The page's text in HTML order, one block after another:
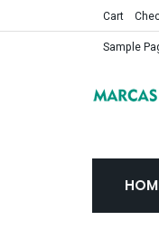
Cart
Sample